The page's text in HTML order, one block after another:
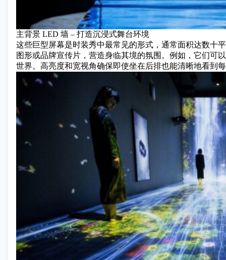
主背景 LED 墙 – 打造沉浸式舞台环境
这些巨型屏幕是时装秀中最常见的形式，通常面积达数十
图形或品牌宣传片，营造身临其境的氛围。例如，它们可
世界。高亮度和宽视角确保即使坐在后排也能清晰地看到